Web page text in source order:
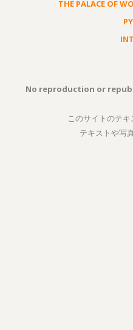
THE PALACE OF
No reproduction or
このサイトのテ
テキストや写